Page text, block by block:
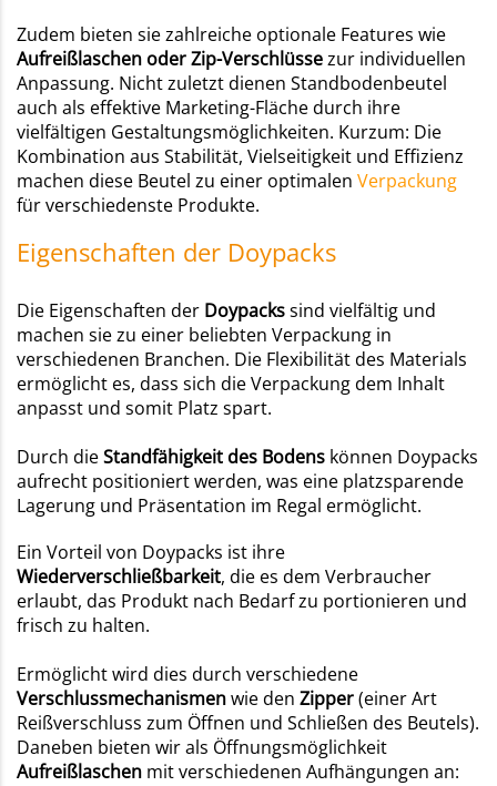
Zudem bieten sie zahlreiche optionale Features wie
Aufreißlaschen oderZip-Verschlüssezur individuellen
Anpassung. Nicht zuletzt dienen Standbodenbeutel
auch als effektive Marketing-Fläche durch ihre
vielfältigen Gestaltungsmöglichkeiten. Kurzum: Die
Kombination aus Stabilität, Vielseitigkeit und Effizienz
machen diese Beutel zu einer optimalen Verpackung
für verschiedenste Produkte.
Eigenschaften der Doypacks
Die Eigenschaften der Doypackssind vielfältig und
machen sie zu einer beliebten Verpackung in
verschiedenen Branchen. Die Flexibilität des Materials
ermöglicht es, dass sich die Verpackung dem Inhalt
anpasst und somit Platz spart.
Durch dieStandfähigkeit des Bodens können Doypacks
aufrecht positioniert werden, was eine platzsparende
Lagerung und Präsentation im Regal ermöglicht.
Ein Vorteil von Doypacks ist ihre
Wiederverschließbarkeit, die es dem Verbraucher
erlaubt, das Produkt nach Bedarf zu portionieren und
frisch zu halten.
Ermöglicht wird dies durch verschiedene
Verschlussmechanismenwie den Zipper(einer Art
Reißverschluss zum Öffnen und Schließen des Beutels).
Daneben bieten wir als Öffnungsmöglichkeit
Aufreißlaschen mit verschiedenen Aufhängungen an: